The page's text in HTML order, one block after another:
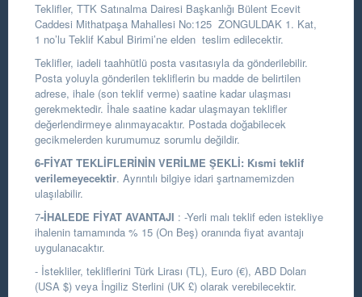
Teklifler, TTK Satınalma Dairesi Başkanlığı Bülent Ecevit
Caddesi Mithatpaşa Mahallesi No:125 ZONGULDAK 1. Kat,
1 no’lu Teklif Kabul Birimi’ne elden teslim edilecektir.
Teklifler, iadeli taahhütlü posta vasıtasıyla da gönderilebilir.
Posta yoluyla gönderilen tekliflerin bu madde de belirtilen
adrese, ihale (son teklif verme) saatine kadar ulaşması
gerekmektedir. İhale saatine kadar ulaşmayan teklifler
değerlendirmeye alınmayacaktır. Postada doğabilecek
gecikmelerden kurumumuz sorumlu değildir.
6-FİYAT TEKLİFLERİNİN VERİLME ŞEKLİ: Kısmi teklif
verilemeyecektir. Ayrıntılı bilgiye idari şartnamemizden
ulaşılabilir.
7-İHALEDE FİYAT AVANTAJI : -Yerli malı teklif eden istekliye
ihalenin tamamında % 15 (On Beş) oranında fiyat avantajı
uygulanacaktır.
- İstekliler, tekliflerini Türk Lirası (TL), Euro (€), ABD Doları
(USA $) veya İngiliz Sterlini (UK £) olarak verebilecektir.